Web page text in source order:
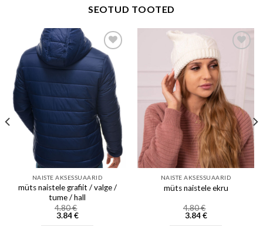
SEOTUD TOOTED
Add to wishlist
NAISTE AKSESSUAARID
müts naistele grafiit / valge /
tume / hall
4.80€
3.84€
Add to wishlist
NAISTE AKSESSUAARID
müts naistele ekru
4.80€
3.84€